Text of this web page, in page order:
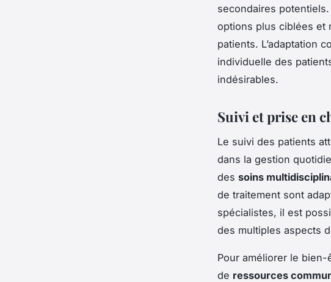
secondaires
options plus ciblées et
patients. L’adaptation
individuelle des
indésirables.
Suivi et prise en
Le suivi des patients
dans la gestion
des soins
de traitement sont
spécialistes, il est
des multiples aspects
Pour améliorer le
de ressources